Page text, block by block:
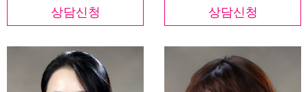
상담신청 상담신청